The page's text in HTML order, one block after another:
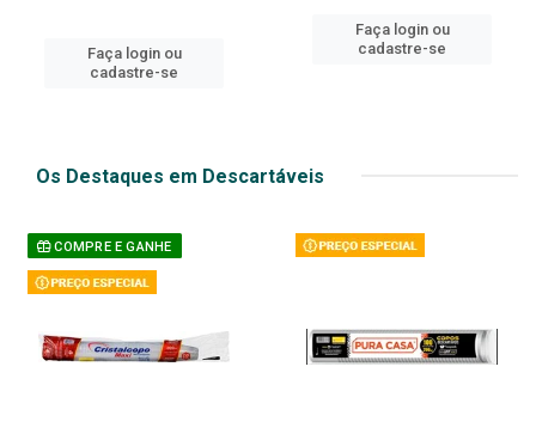
Faça login ou
cadastre-se
Faça login ou
cadastre-se
Os Destaques em Descartáveis
COMPRE E GANHE